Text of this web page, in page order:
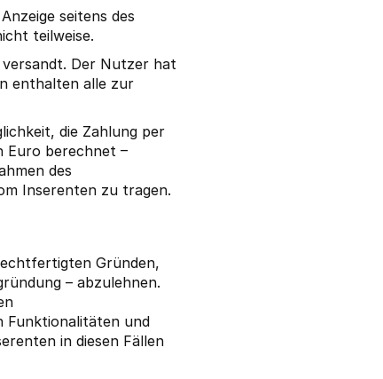
seitens des
teilweise.
Der Nutzer hat
enthalten alle zur
die Zahlung per
Euro berechnet –
des
Inserenten zu tragen.
Gründen,
– abzulehnen.
Funktionalitäten und
in diesen Fällen